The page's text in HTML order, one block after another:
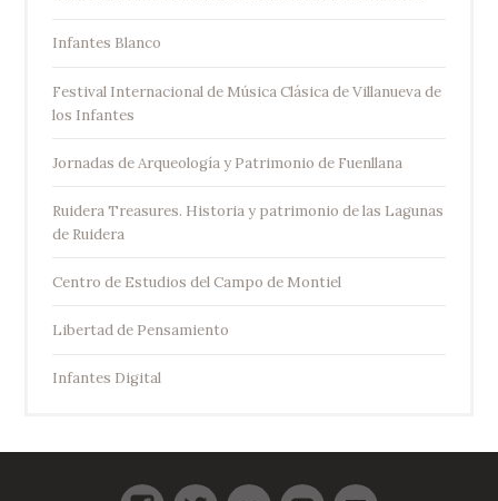
Infantes Blanco
Festival Internacional de Música Clásica de Villanueva de
los Infantes
Jornadas de Arqueología y Patrimonio de Fuenllana
Ruidera Treasures. Historia y patrimonio de las Lagunas
de Ruidera
Centro de Estudios del Campo de Montiel
Libertad de Pensamiento
Infantes Digital